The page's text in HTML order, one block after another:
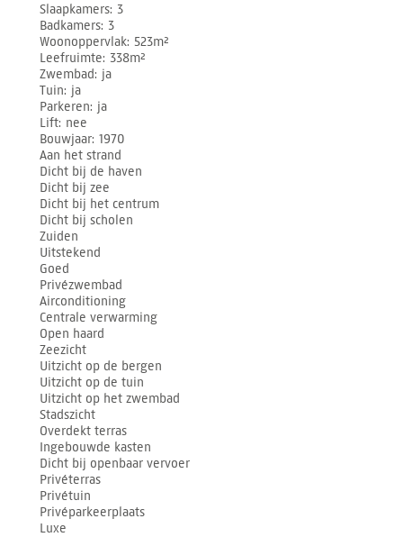
Slaapkamers 3
Badkamers 3
Woonoppervlak 523m²
Leefruimte 338m²
Zwembad ja
Tuin ja
Parkeren ja
Lift nee
Bouwjaar 1970
Aan het strand
Dicht bij de haven
Dicht bij zee
Dicht bij het centrum
Dicht bij scholen
Zuiden
Uitstekend
Goed
Privézwembad
Airconditioning
Centrale verwarming
Open haard
Zeezicht
Uitzicht op de bergen
Uitzicht op de tuin
Uitzicht op het zwembad
Stadszicht
Overdekt terras
Ingebouwde kasten
Dicht bij openbaar vervoer
Privéterras
Privétuin
Privéparkeerplaats
Luxe